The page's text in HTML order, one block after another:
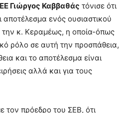
Γιώργος Καββαθάς τόνισε ότι
ενός ουσιαστικού
την κ. Κεραμέως, η οποία-όπως
ρόλο σε αυτή την προσπάθεια,
και το αποτέλεσμα είναι
αλλά και για τους
πρόεδρο του ΣΕΒ, ότι